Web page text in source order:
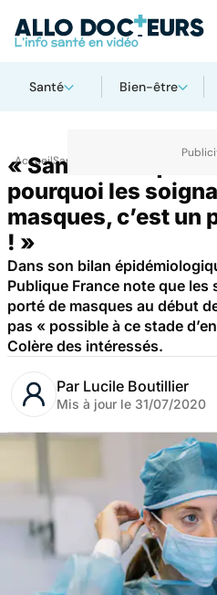
Santé Bien-être
AccueilSanté
« Santé Publique
pourquoi les
masques, c’est un
! »
Dans son bilan
Publique France note que
porté de masques au début
pas « possible à ce stade
Colère des intéressés.
Par Lucile Boutillier
Mis à jour le 31/07/2020